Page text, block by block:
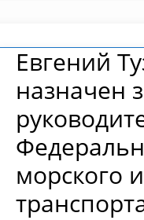
Евгений
назначен
морского